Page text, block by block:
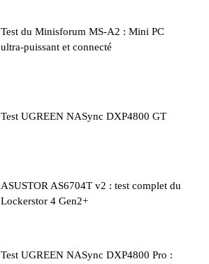
Test du Minisforum MS-A2 : Mini PC
ultra-puissant et connecté
Test UGREEN NASync DXP4800 GT
ASUSTOR AS6704T v2 : test complet du
Lockerstor 4 Gen2+
Test UGREEN NASync DXP4800 Pro :